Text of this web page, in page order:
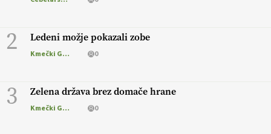
2 Ledeni možje pokazali zobe
Kmečki Glas 0
3 Zelena država brez domače hrane
Kmečki Glas 0